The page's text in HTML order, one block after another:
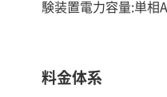
験装置電力容量:単相
料金体系